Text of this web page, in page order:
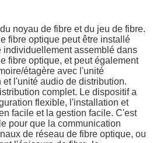
noyau de fibre et du jeu de fibre.
fibre optique peut être installé
individuellement assemblé dans
fibre optique, et peut également
étagère avec l'unité
l'unité audio de distribution.
complet. Le dispositif a
flexible, l'installation et
facile et la gestion facile. C'est
pour que la communication
de réseau de fibre optique, ou